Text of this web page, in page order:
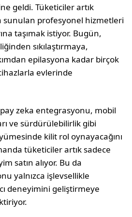
geldi. Tüketiciler artık
sunulan profesyonel hizmetleri
taşımak istiyor. Bugün,
sıkılaştırmaya,
epilasyona kadar birçok
evlerinde
zeka entegrasyonu, mobil
ve sürdürülebilirlik gibi
kilit rol oynayacağını
tüketiciler artık sadece
satın alıyor. Bu da
yalnızca işlevsellikle
deneyimini geliştirmeye